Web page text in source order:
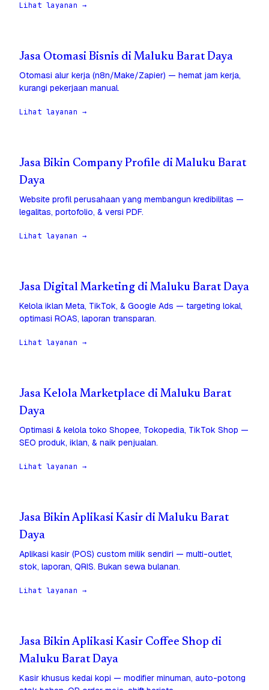
Lihat layanan →
Jasa Otomasi Bisnis di Maluku Barat Daya
Otomasi alur kerja (n8n/Make/Zapier) — hemat jam kerja,
kurangi pekerjaan manual.
Lihat layanan →
Jasa Bikin Company Profile di Maluku Barat
Daya
Website profil perusahaan yang membangun kredibilitas —
legalitas, portofolio, & versi PDF.
Lihat layanan →
Jasa Digital Marketing di Maluku Barat Daya
Kelola iklan Meta, TikTok, & Google Ads — targeting lokal,
optimasi ROAS, laporan transparan.
Lihat layanan →
Jasa Kelola Marketplace di Maluku Barat
Daya
Optimasi & kelola toko Shopee, Tokopedia, TikTok Shop —
SEO produk, iklan, & naik penjualan.
Lihat layanan →
Jasa Bikin Aplikasi Kasir di Maluku Barat
Daya
Aplikasi kasir (POS) custom milik sendiri — multi-outlet,
stok, laporan, QRIS. Bukan sewa bulanan.
Lihat layanan →
Jasa Bikin Aplikasi Kasir Coffee Shop di
Maluku Barat Daya
Kasir khusus kedai kopi — modifier minuman, auto-potong